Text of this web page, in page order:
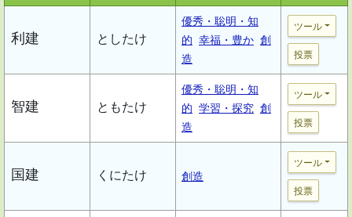
利建 としたけ
優秀・聡明・知
的 幸福・豊か 創
造
ツール
投票
智建 ともたけ
優秀・聡明・知
的 学習・探究 創
造
ツール
投票
国建 くにたけ 創造
ツール
投票